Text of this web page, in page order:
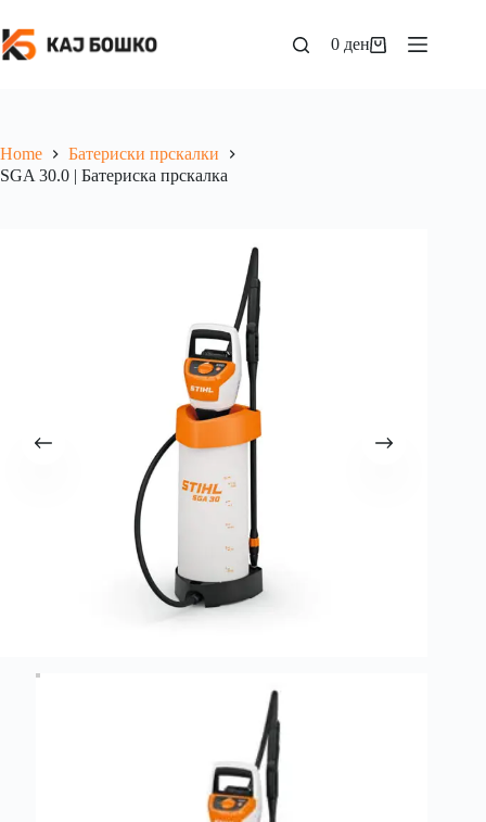
0 ден
Home
Батериски прскалки
SGA 30.0 | Батериска прскалка